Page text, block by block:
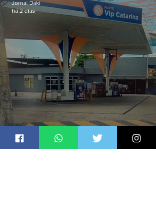
PF investiga postos que usaram
licença falsa com assinatura de
Jornal Daki
há 2 dias